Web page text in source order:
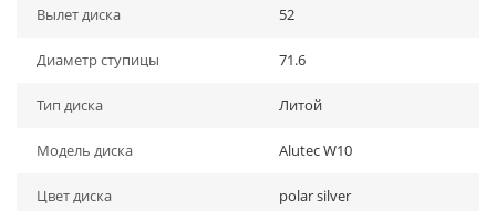
Вылет диска 52
Диаметр ступицы 71.6
Тип диска Литой
Модель диска Alutec W10
Цвет диска polar silver